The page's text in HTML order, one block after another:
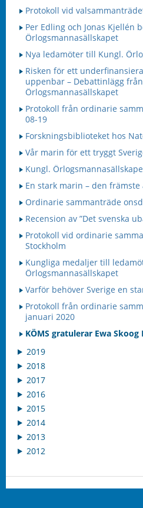
Protokoll vid
Per Edling och Jonas Kjellén
Örlogsmannasällskapet
Nya ledamöter till Kungl.
Risken för ett
uppenbar – Debattinlägg
Örlogsmannasällskapet
Protokoll från ordinarie
08-19
Forskningsbiblioteket hos
Vår marin för ett tryggt
Kungl.
En stark marin – den
Ordinarie sammanträde
Recension av ”Det svenska
Protokoll vid ordinarie
Stockholm
Kungliga medaljer till
Örlogsmannasällskapet
Varför behöver Sverige en
Protokoll från ordinarie
januari 2020
KÖMS gratulerar Ewa Skoog
2019
2018
2017
2016
2015
2014
2013
2012